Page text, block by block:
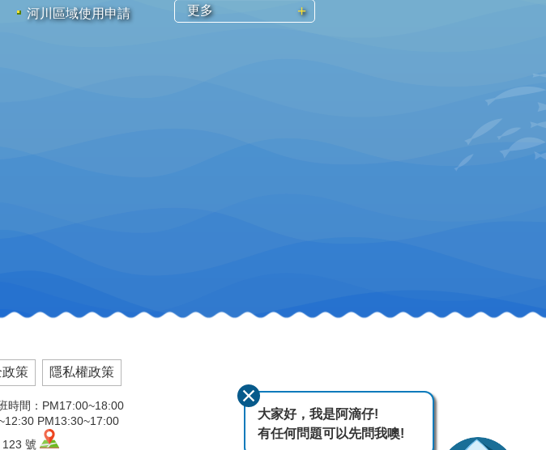
河川區域使用申請 更多
政策 隱私權政策
時間：PM17:00~18:00
PM13:30~17:00
號
大家好，我是阿滴仔!
有任何問題可以先問我噢!